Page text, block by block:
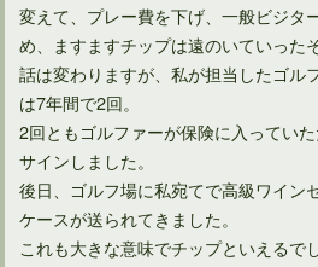
変えて、プレー費を下げ、一般ビジタ
め、ますますチップは遠のいていった
話は変わりますが、私が担当したゴル
は7年間で2回。
2回ともゴルファーが保険に入ってい
サインしました。
後日、ゴルフ場に私宛てで高級ワイン
ケースが送られてきました。
これも大きな意味でチップといえるで